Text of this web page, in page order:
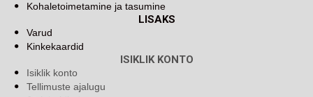
Kohaletoimetamine ja tasumine
LISAKS
Varud
Kinkekaardid
ISIKLIK KONTO
Isiklik konto
Tellimuste ajalugu